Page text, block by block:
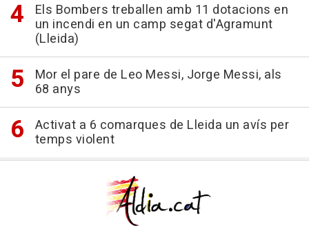
Els Bombers treballen amb 11 dotacions en
un incendi en un camp segat d'Agramunt
(Lleida)
Mor el pare de Leo Messi, Jorge Messi, als
68 anys
Activat a 6 comarques de Lleida un avís per
temps violent